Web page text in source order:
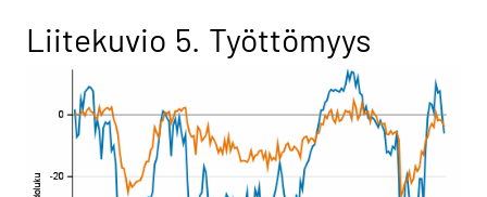
Liitekuvio 5. Työttömyys